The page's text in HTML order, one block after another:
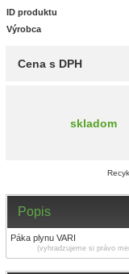
ID produktu
Výrobca
Cena s DPH
skladom
Popis
Páka plynu VARI
(vyhradzujeme si právo